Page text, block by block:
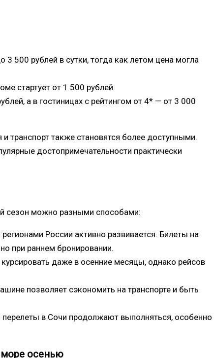
500 рублей в сутки, тогда как летом цена могла
стартует от 1 500 рублей.
а в гостиницах с рейтингом от 4* — от 3 000
транспорт также становятся более доступными.
достопримечательности практически
сезон можно разными способами:
России активно развивается. Билеты на
при раннем бронировании.
даже в осенние месяцы, однако рейсов
позволяет сэкономить на транспорте и быть
в Сочи продолжают выполняться, особенно
море осенью